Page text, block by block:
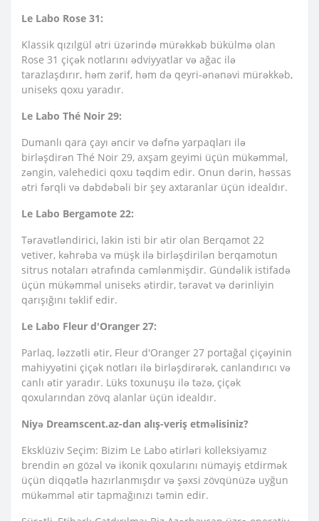
Le Labo Rose 31:
Klassik qızılgül ətri üzərində mürəkkəb bükülmə olan
Rose 31 çiçək notlarını ədviyyatlar və ağac ilə
tarazlaşdırır, həm zərif, həm də qeyri-ənənəvi mürəkkəb,
uniseks qoxu yaradır.
Le Labo Thé Noir 29:
Dumanlı qara çayı əncir və dəfnə yarpaqları ilə
birləşdirən Thé Noir 29, axşam geyimi üçün mükəmməl,
zəngin, valehedici qoxu təqdim edir. Onun dərin, həssas
ətri fərqli və dəbdəbəli bir şey axtaranlar üçün idealdır.
Le Labo Bergamote 22:
Təravətləndirici, lakin isti bir ətir olan Berqamot 22
vetiver, kəhrəba və müşk ilə birləşdirilən berqamotun
sitrus notaları ətrafında cəmlənmişdir. Gündəlik istifadə
üçün mükəmməl uniseks ətirdir, təravət və dərinliyin
qarışığını təklif edir.
Le Labo Fleur d'Oranger 27:
Parlaq, ləzzətli ətir, Fleur d'Oranger 27 portağal çiçəyinin
mahiyyətini çiçək notları ilə birləşdirərək, canlandırıcı və
canlı ətir yaradır. Lüks toxunuşu ilə təzə, çiçək
qoxularından zövq alanlar üçün idealdır.
Niyə Dreamscent.az-dan alış-veriş etməlisiniz?
Eksklüziv Seçim: Bizim Le Labo ətirləri kolleksiyamız
brendin ən gözəl və ikonik qoxularını nümayiş etdirmək
üçün diqqətlə hazırlanmışdır və şəxsi zövqünüzə uyğun
mükəmməl ətir tapmağınızı təmin edir.